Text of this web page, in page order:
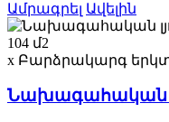
Ամրագրել Ավելին
104 մ2
x Բարձրակարգ
Նախագահական